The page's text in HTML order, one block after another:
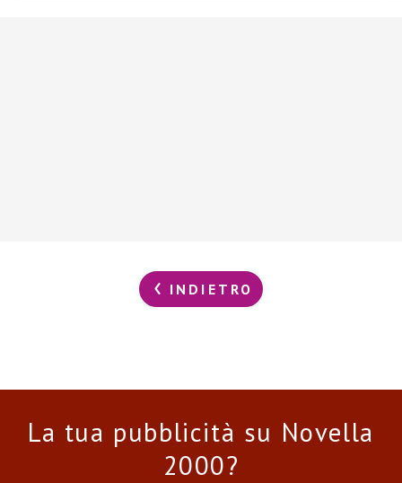
INDIETRO
La tua pubblicità su Novella
2000?